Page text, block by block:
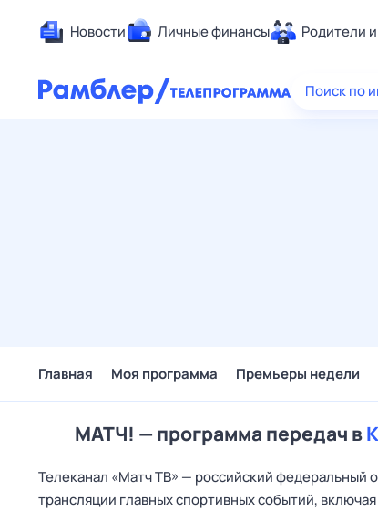
Новости Личные финансы Родители
Поиск по
Главная Моя программа Премьеры недели
МАТЧ! — программа передач в
Телеканал «Матч ТВ» — российский федеральный
трансляции главных спортивных событий,